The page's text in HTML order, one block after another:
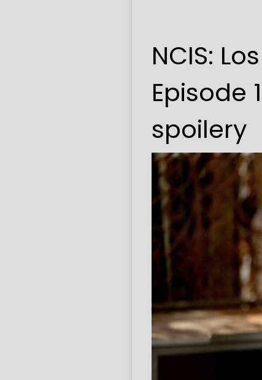
NCIS:
Episode
spoilery